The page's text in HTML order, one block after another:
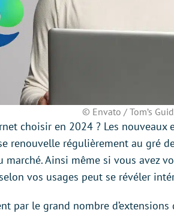
© Envato / Tom’s
choisir en 2024 ? Les nouveaux
renouvelle régulièrement au gré
marché. Ainsi même si vous avez
vos usages peut se révéler
par le grand nombre d’extensions